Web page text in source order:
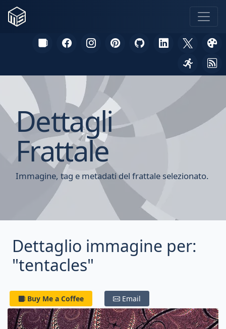
Dettagli
Frattale
Immagine, tag e metadati del frattale selezionato.
Dettaglio immagine per:
"tentacles"
Buy Me a Coffee Email